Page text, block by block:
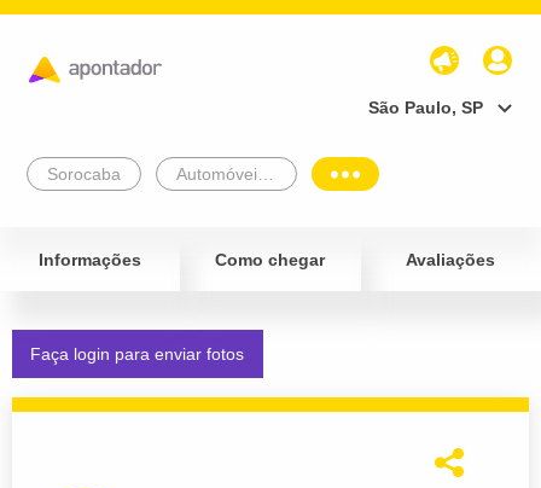
São Paulo, SP
Sorocaba
Informações Como chegar Avaliações
Faça login para enviar fotos